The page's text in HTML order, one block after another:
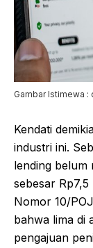
Gambar Istimewa :
Kendati
industri ini.
lending belum
sebesar
Nomor 10/
bahwa lima di
pengajuan